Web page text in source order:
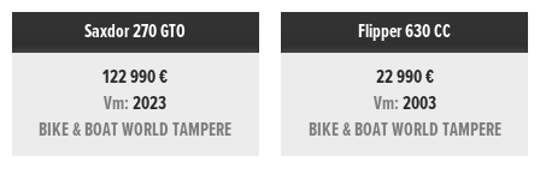
Saxdor 270 GTO
122 990 €
Vm:2023
BIKE & BOAT WORLD TAMPERE
Flipper 630 CC
22 990 €
Vm:2003
BIKE & BOAT WORLD TAMPERE